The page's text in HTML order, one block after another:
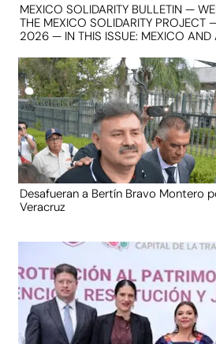
MEXICO SOLIDARITY BULLETIN —
THE MEXICO SOLIDARITY
2026 — IN THIS ISSUE: MEXICO AND
Desafueran a Bertín Bravo Montero
Veracruz